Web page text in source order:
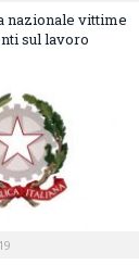
nazionale vittime
sul lavoro